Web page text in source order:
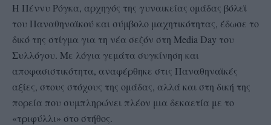
Η Πέννυ Ρόγκα, αρχηγός της γυναικείας ομάδας βόλεϊ
του Παναθηναϊκού και σύμβολο μαχητικότητας, έδωσε το
δικό της στίγμα για τη νέα σεζόν στη Media Day του
Συλλόγου. Με λόγια γεμάτα συγκίνηση και
αποφασιστικότητα, αναφέρθηκε στις Παναθηναϊκές
αξίες, στους στόχους της ομάδας, αλλά και στη δική της
πορεία που συμπληρώνει πλέον μια δεκαετία με το
«τριφύλλι» στο στήθος.